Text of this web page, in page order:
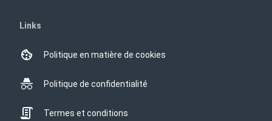
Links
Politique en matière de cookies
Politique de confidentialité
Termes et conditions